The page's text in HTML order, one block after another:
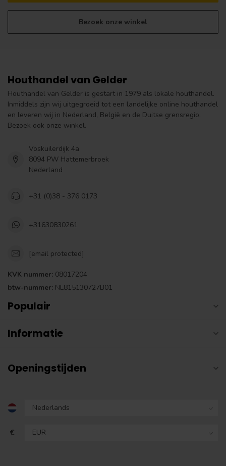
Bezoek onze winkel
Houthandel van Gelder
Houthandel van Gelder is gestart in 1979 als lokale houthandel.
Inmiddels zijn wij uitgegroeid tot een landelijke online houthandel
en leveren wij in Nederland, België en de Duitse grensregio.
Bezoek ook onze winkel.
Voskuilerdijk 4a
8094 PW Hattemerbroek
Nederland
+31 (0)38 - 376 0173
+31630830261
[email protected]
KVK nummer: 08017204
btw-nummer: NL815130727B01
Populair
Informatie
Openingstijden
€